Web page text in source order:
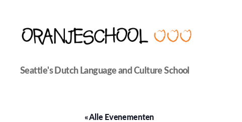
Seattle's
Dutch
Seattle's Dutch Language and Culture School
« Alle Evenementen